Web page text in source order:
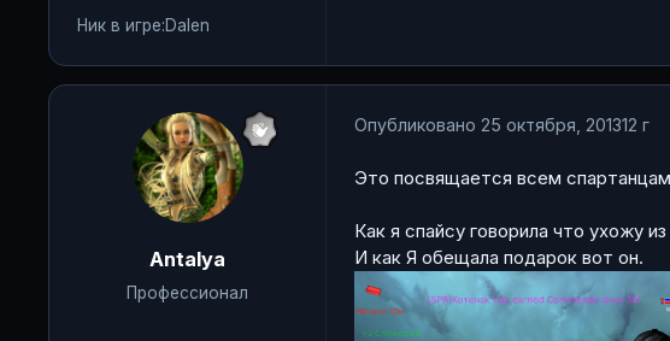
Ник в игре:Dalen
Antalya
Профессионал
Опубликовано 25 октября, 201312 г
Это посвящается всем
Как я спайсу говорила что ухожу
И как Я обещала подарок вот он.